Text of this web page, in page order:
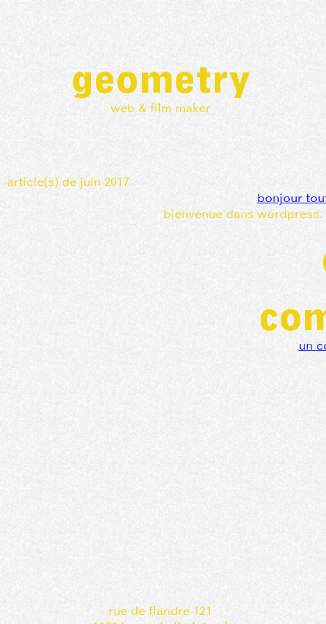
geometry
web & film maker
article(s) de juin 2017
bonjour
bienvenue dans
un
rue de flandre 121